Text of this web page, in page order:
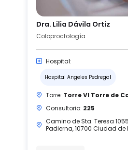
Dra. Lilia Dávila Ortiz
Coloproctología
Hospital:
Hospital Angeles Pedregal
Torre: Torre VI Torre de
Consultorio: 225
Camino de Sta. Teresa
Padierna, 10700 Ciudad de